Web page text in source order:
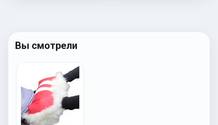
Вы смотрели